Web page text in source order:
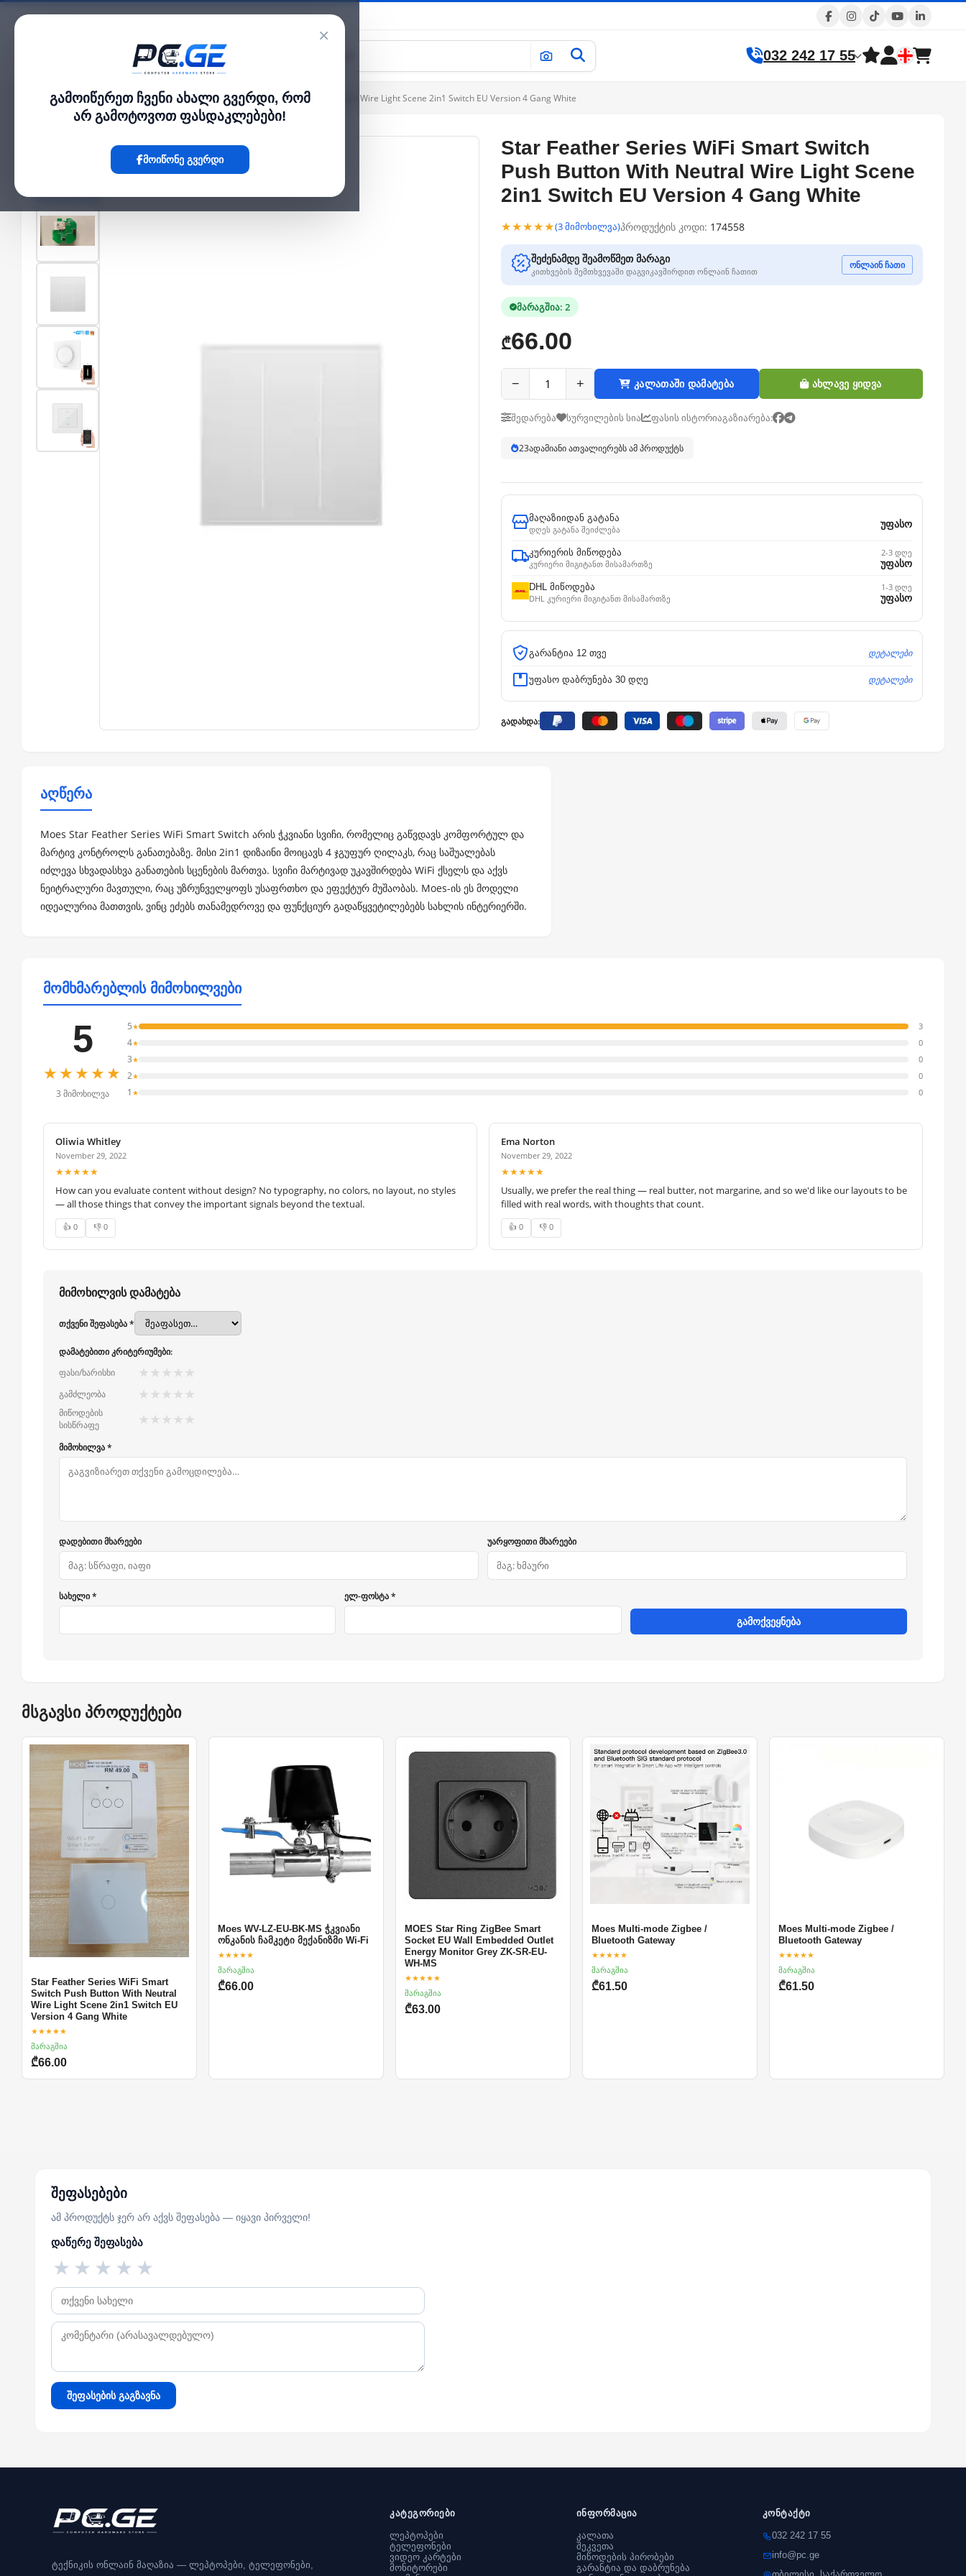
×
გამოიწერეთ ჩვენი ახალი გვერდი, რომ
არ გამოტოვოთ ფასდაკლებები!
მოიწონე გვერდი
კატალოგი 032 242 17 55
მთავარი›Smart Hub›Star Feather Series WiFi Smart Switch Push Button With Neutral Wire Light Scene 2in1 Switch EU Version 4 Gang White
Star Feather Series WiFi Smart Switch
Push Button With Neutral Wire Light Scene
2in1 Switch EU Version 4 Gang White
★★★★★(3 მიმოხილვა)პროდუქტის კოდი: 174558
შეძენამდე შეამოწმეთ მარაგი
კითხვების შემთხვევაში დაგვიკავშირდით ონლაინ ჩათით
ონლაინ ჩათი
მარაგშია: 2
₾66.00
− + კალათაში დამატება ახლავე ყიდვა
შედარება სურვილების სია ფასის ისტორიაგაზიარება:
23ადამიანი ათვალიერებს ამ პროდუქტს
მაღაზიიდან გატანა
დღეს გატანა შეიძლება
უფასო
კურიერის მიწოდება
კურიერი მიგიტანთ მისამართზე
2-3 დღე
უფასო
DHL მიწოდება
DHL კურიერი მიგიტანთ მისამართზე
1-3 დღე
უფასო
გარანტია 12 თვე დეტალები
უფასო დაბრუნება 30 დღე დეტალები
გადახდა:
აღწერა
Moes Star Feather Series WiFi Smart Switch არის ჭკვიანი სვიჩი, რომელიც გაწვდავს კომფორტულ და
მარტივ კონტროლს განათებაზე. მისი 2in1 დიზაინი მოიცავს 4 ჯგუფურ ღილაკს, რაც საშუალებას
იძლევა სხვადასხვა განათების სცენების მართვა. სვიჩი მარტივად უკავშირდება WiFi ქსელს და აქვს
ნეიტრალური მავთული, რაც უზრუნველყოფს უსაფრთხო და ეფექტურ მუშაობას. Moes-ის ეს მოდელი
იდეალურია მათთვის, ვინც ეძებს თანამედროვე და ფუნქციურ გადაწყვეტილებებს სახლის ინტერიერში.
მომხმარებლის მიმოხილვები
5
★★★★★
3 მიმოხილვა
5★ 3
4★ 0
3★ 0
2★ 0
1 ★ 0
Oliwia Whitley
November 29, 2022
★★★★★
How can you evaluate content without design? No typography, no colors, no layout, no styles
— all those things that convey the important signals beyond the textual.
👍 0 👎 0
Ema Norton
November 29, 2022
★★★★★
Usually, we prefer the real thing — real butter, not margarine, and so we'd like our layouts to be
filled with real words, with thoughts that count.
👍 0 👎 0
მიმოხილვის დამატება
თქვენი შეფასება *
დამატებითი კრიტერიუმები:
ფასი/ხარისხი
★ ★ ★ ★ ★
გამძლეობა ★ ★ ★ ★ ★
მიწოდების
სისწრაფე
★ ★ ★ ★ ★
მიმოხილვა *
დადებითი მხარეები უარყოფითი მხარეები
სახელი * ელ-ფოსტა *
გამოქვეყნება
მსგავსი პროდუქტები
Star Feather Series WiFi Smart
Switch Push Button With Neutral
Wire Light Scene 2in1 Switch EU
Version 4 Gang White
★★★★★
მარაგშია
₾66.00
Moes WV-LZ-EU-BK-MS ჭკვიანი
ონკანის ჩამკეტი მექანიზმი Wi-Fi
★★★★★
მარაგშია
₾66.00
MOES Star Ring ZigBee Smart
Socket EU Wall Embedded Outlet
Energy Monitor Grey ZK-SR-EU-
WH-MS
★★★★★
მარაგშია
₾63.00
Moes Multi-mode Zigbee /
Bluetooth Gateway
★★★★★
მარაგშია
₾61.50
Moes Multi-mode Zigbee /
Bluetooth Gateway
★★★★★
მარაგშია
₾61.50
შეფასებები
ამ პროდუქტს ჯერ არ აქვს შეფასება — იყავი პირველი!
დაწერე შეფასება
★
★
★
★
★
შეფასების გაგზავნა
ტექნიკის ონლაინ მაღაზია — ლეპტოპები, ტელეფონები,
კატეგორიები
ლეპტოპები
ტელეფონები
ვიდეო კარტები
მონიტორები
ინფორმაცია
კალათა
შეკვეთა
მიწოდების პირობები
გარანტია და დაბრუნება
კონტაქტი
032 242 17 55
info@pc.ge